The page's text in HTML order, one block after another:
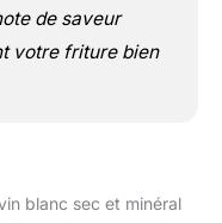
de saveur
votre friture bien
blanc sec et minéral